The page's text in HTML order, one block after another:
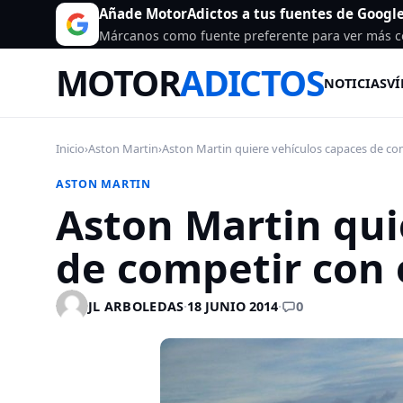
Añade MotorAdictos a tus fuentes de
Márcanos como fuente preferente para ver más
MOTORADICTOSNOTICIAS
Inicio›Aston Martin›Aston Martin quiere vehículos capaces de
ASTON MARTIN
Aston Martin
de competir con
JL ARBOLEDAS·18 JUNIO 2014· 0